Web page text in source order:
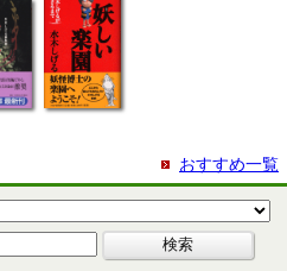
おすすめ一覧